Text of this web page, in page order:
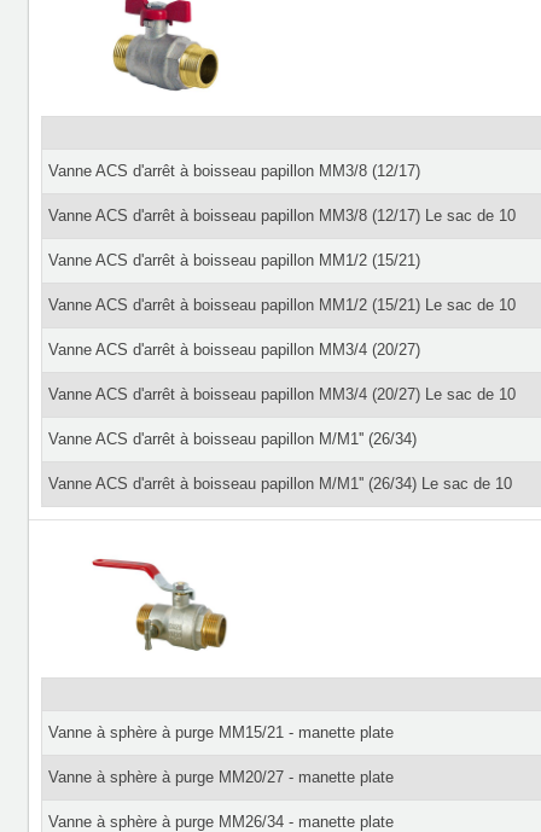
Vanne ACS d'arrêt à boisseau papillon MM3/8 (12/17)
Vanne ACS d'arrêt à boisseau papillon MM3/8 (12/17) Le sac de 10
Vanne ACS d'arrêt à boisseau papillon MM1/2 (15/21)
Vanne ACS d'arrêt à boisseau papillon MM1/2 (15/21) Le sac de 10
Vanne ACS d'arrêt à boisseau papillon MM3/4 (20/27)
Vanne ACS d'arrêt à boisseau papillon MM3/4 (20/27) Le sac de 10
Vanne ACS d'arrêt à boisseau papillon M/M1'' (26/34)
Vanne ACS d'arrêt à boisseau papillon M/M1'' (26/34) Le sac de 10
Vanne à sphère à purge MM15/21 - manette plate
Vanne à sphère à purge MM20/27 - manette plate
Vanne à sphère à purge MM26/34 - manette plate